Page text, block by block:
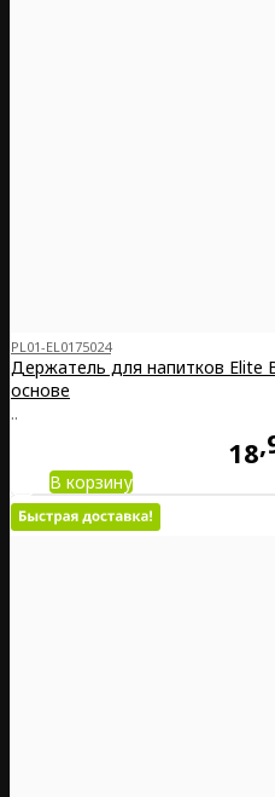
PL01-EL0175024
Держатель для напитков Elite
основе
..
18
В корзину